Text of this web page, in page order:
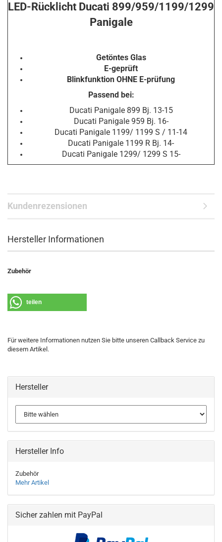
LED-Rücklicht Ducati 899/959/1199/1299
Panigale
Getöntes Glas
E-geprüft
Blinkfunktion OHNE E-prüfung
Passend bei:
Ducati Panigale 899 Bj. 13-15
Ducati Panigale 959 Bj. 16-
Ducati Panigale 1199/ 1199 S / 11-14
Ducati Panigale 1199 R Bj. 14-
Ducati Panigale 1299/ 1299 S 15-
Kundenrezensionen
Hersteller Informationen
Zubehör
teilen
Für weitere Informationen nutzen Sie bitte unseren Callback Service zu
diesem Artikel.
Hersteller
Hersteller Info
Zubehör
Mehr Artikel
Sicher zahlen mit PayPal